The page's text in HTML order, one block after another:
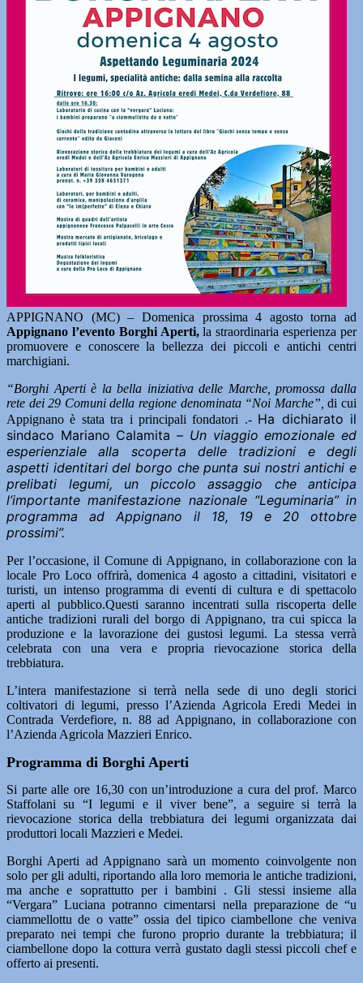
APPIGNANO (MC) – Domenica prossima 4 agosto torna ad
Appignano l’evento Borghi Aperti,la straordinaria esperienza per
promuovere e conoscere la bellezza dei piccoli e antichi centri
marchigiani.
“Borghi Aperti è la bella iniziativa delle Marche, promossa dalla
rete dei 29 Comuni della regione denominata “Noi Marche”, di cui
Appignano è stata tra i principali fondatori .- Ha dichiarato il
sindaco Mariano Calamita – Un viaggio emozionale ed
esperienziale alla scoperta delle tradizioni e degli
aspetti identitari del borgo che punta sui nostri antichi e
prelibati legumi, un piccolo assaggio che anticipa
l’importante manifestazione nazionale “Leguminaria” in
programma ad Appignano il 18, 19 e 20 ottobre
prossimi”.
Per l’occasione, il Comune di Appignano, in collaborazione con la
locale Pro Loco offrirà, domenica 4 agosto a cittadini, visitatori e
turisti, un intenso programma di eventi di cultura e di spettacolo
aperti al pubblico.Questi saranno incentrati sulla riscoperta delle
antiche tradizioni rurali del borgo di Appignano, tra cui spicca la
produzione e la lavorazione dei gustosi legumi. La stessa verrà
celebrata con una vera e propria rievocazione storica della
trebbiatura.
L’intera manifestazione si terrà nella sede di uno degli storici
coltivatori di legumi, presso l’Azienda Agricola Eredi Medei in
Contrada Verdefiore, n. 88 ad Appignano, in collaborazione con
l’Azienda Agricola Mazzieri Enrico.
Programma di Borghi Aperti
Si parte alle ore 16,30 con un’introduzione a cura del prof. Marco
Staffolani su “I legumi e il viver bene”, a seguire si terrà la
rievocazione storica della trebbiatura dei legumi organizzata dai
produttori locali Mazzieri e Medei.
Borghi Aperti ad Appignano sarà un momento coinvolgente non
solo per gli adulti, riportando alla loro memoria le antiche tradizioni,
ma anche e soprattutto per i bambini . Gli stessi insieme alla
“Vergara” Luciana potranno cimentarsi nella preparazione de “u
ciammellottu de o vatte” ossia del tipico ciambellone che veniva
preparato nei tempi che furono proprio durante la trebbiatura; il
ciambellone dopo la cottura verrà gustato dagli stessi piccoli chef e
offerto ai presenti.